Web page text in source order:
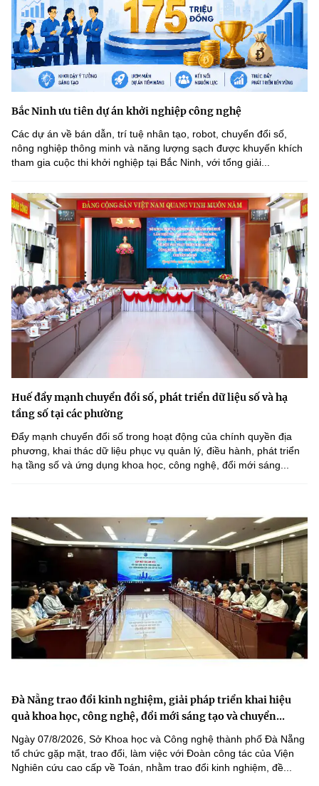
Bắc Ninh ưu tiên dự án khởi nghiệp công nghệ
Các dự án về bán dẫn, trí tuệ nhân tạo, robot, chuyển đổi số,
nông nghiệp thông minh và năng lượng sạch được khuyến khích
tham gia cuộc thi khởi nghiệp tại Bắc Ninh, với tổng giải...
Huế đẩy mạnh chuyển đổi số, phát triển dữ liệu số và hạ
tầng số tại các phường
Đẩy mạnh chuyển đổi số trong hoạt động của chính quyền địa
phương, khai thác dữ liệu phục vụ quản lý, điều hành, phát triển
hạ tầng số và ứng dụng khoa học, công nghệ, đổi mới sáng...
Đà Nẵng trao đổi kinh nghiệm, giải pháp triển khai hiệu
quả khoa học, công nghệ, đổi mới sáng tạo và chuyển...
Ngày 07/8/2026, Sở Khoa học và Công nghệ thành phố Đà Nẵng
tổ chức gặp mặt, trao đổi, làm việc với Đoàn công tác của Viện
Nghiên cứu cao cấp về Toán, nhằm trao đổi kinh nghiệm, đề...